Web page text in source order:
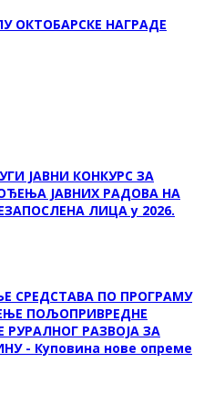
ОКТOБАРСКЕ НАГРАДЕ
ЈАВНИ КОНКУРС ЗА
ЈАВНИХ РАДОВА НА
ЛИЦА у 2026.
СРЕДСТАВА ПО ПРОГРАМУ
ПОЉОПРИВРЕДНЕ
РАЗВОЈА ЗА
- Куповина нове опреме